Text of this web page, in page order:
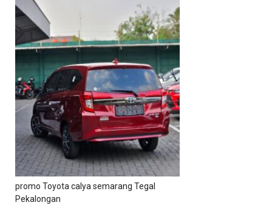
promo Toyota calya semarang Tegal
Pekalongan